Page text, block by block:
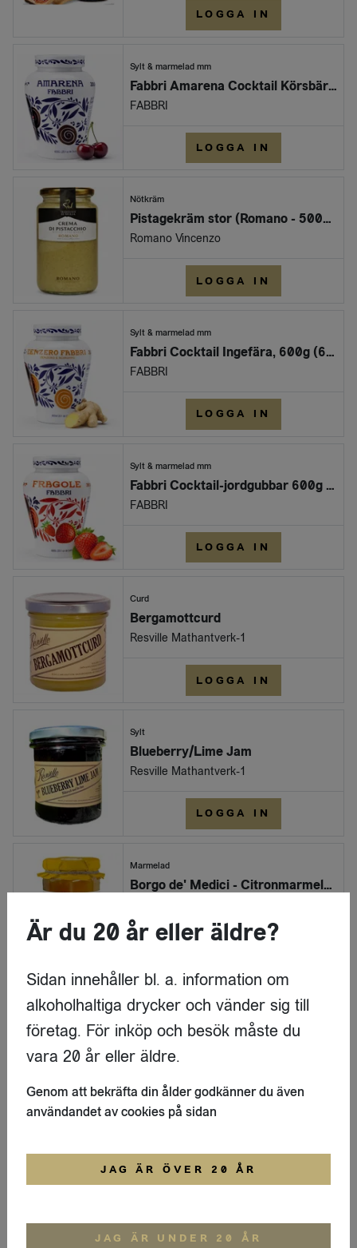
LOGGA IN
Sylt & marmelad mm
Fabbri Amarena Cocktail Körsbär (600gr) - (6 per box)
FABBRI
LOGGA IN
Nötkräm
Pistagekräm stor (Romano - 500gr) x 6st/krt
Romano Vincenzo
LOGGA IN
Sylt & marmelad mm
Fabbri Cocktail Ingefära, 600g (6st/krt)
FABBRI
LOGGA IN
Sylt & marmelad mm
Fabbri Cocktail-jordgubbar 600g /6per krt
FABBRI
LOGGA IN
Curd
Bergamottcurd
Resville Mathantverk-1
LOGGA IN
Sylt
Blueberry/Lime Jam
Resville Mathantverk-1
LOGGA IN
Marmelad
Borgo de' Medici - Citronmarmelad
Marmelad
Borgo de' Medici - Fikonmarmelad
Borgo de' Medici
Borgo de' Medici - Hallonmarmelad
Borgo de' Medici
Är du 20 år eller äldre?
Sidan innehåller bl. a. information om
alkoholhaltiga drycker och vänder sig till
företag. För inköp och besök måste du
vara 20 år eller äldre.
Genom att bekräfta din ålder godkänner du även
användandet av cookies på sidan
JAG ÄR ÖVER 20 ÅR
JAG ÄR UNDER 20 ÅR